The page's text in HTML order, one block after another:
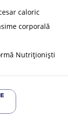
caloric
corporală
Nutriționiști